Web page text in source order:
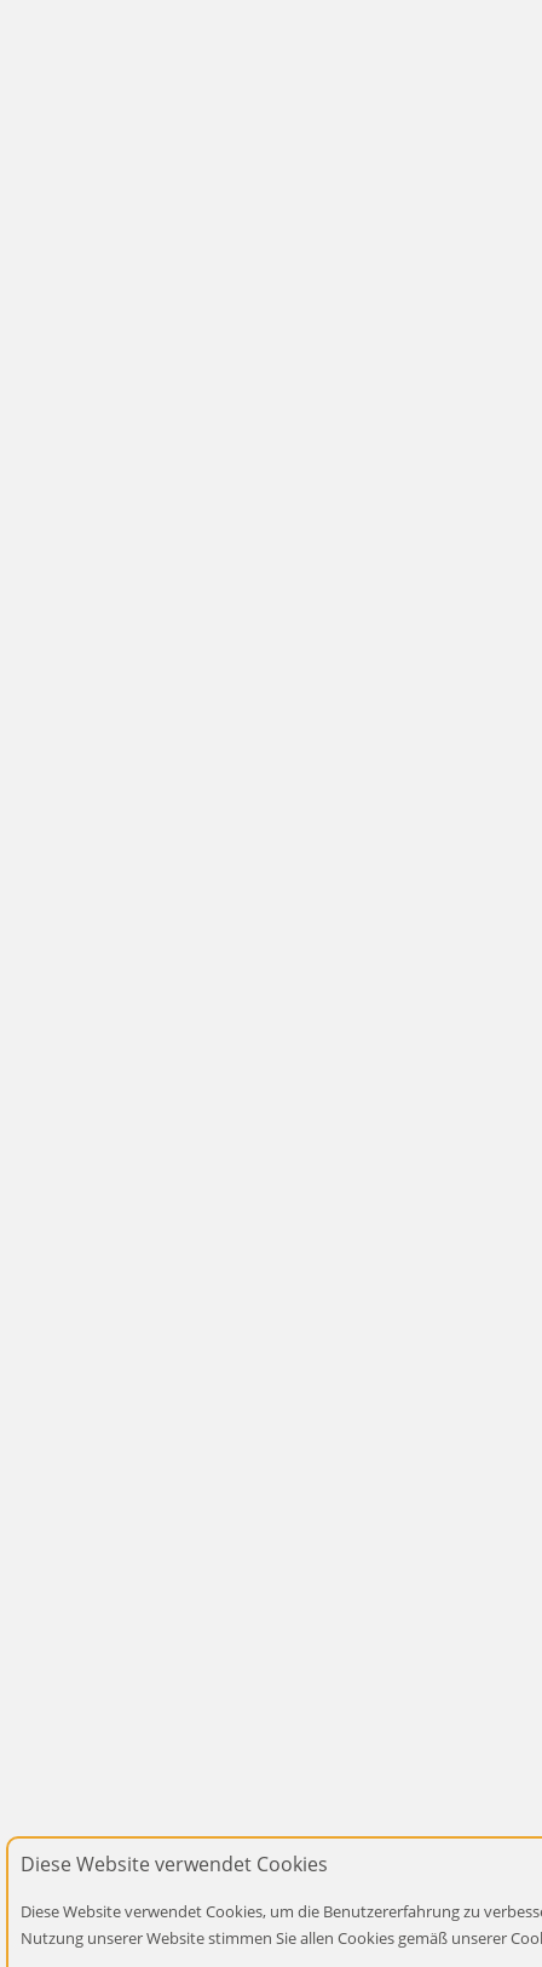
Diese Website verwendet Cookies
Diese Website verwendet Cookies, um die Benutzererfahrung zu
Nutzung unserer Website stimmen Sie allen Cookies gemäß unserer